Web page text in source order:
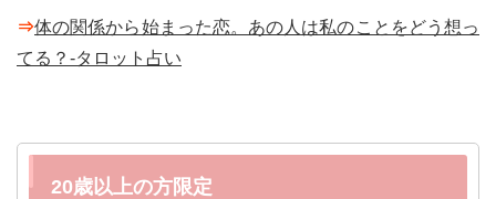
⇒体の関係から始まった恋。あの人は私のことをどう想っ
てる？-タロット占い
20歳以上の方限定